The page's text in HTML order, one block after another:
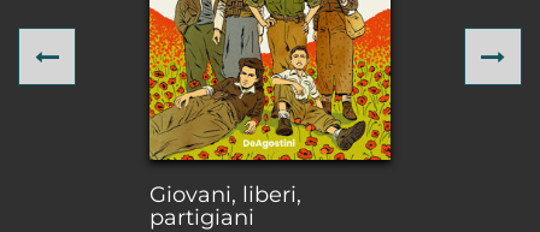
Giovani, liberi,
partigiani
Previous